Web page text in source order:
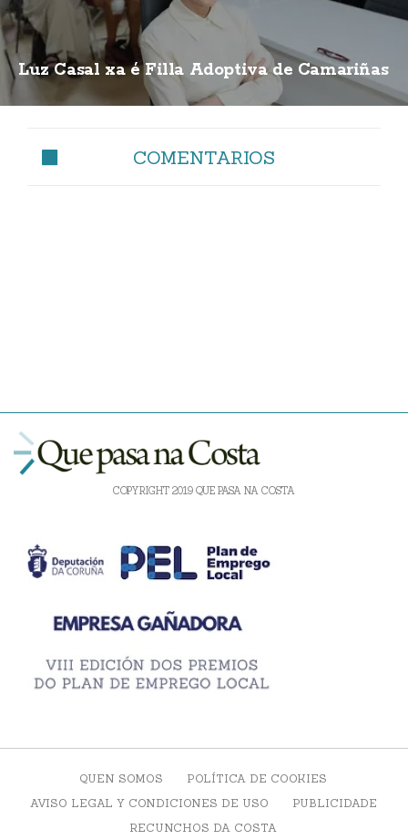
Luz Casal xa é Filla Adoptiva de Camariñas
COMENTARIOS
COPYRIGHT 2019 QUE PASA NA COSTA
QUEN SOMOS
POLÍTICA DE COOKIES
AVISO LEGAL Y CONDICIONES DE USO
PUBLICIDADE
RECUNCHOS DA COSTA